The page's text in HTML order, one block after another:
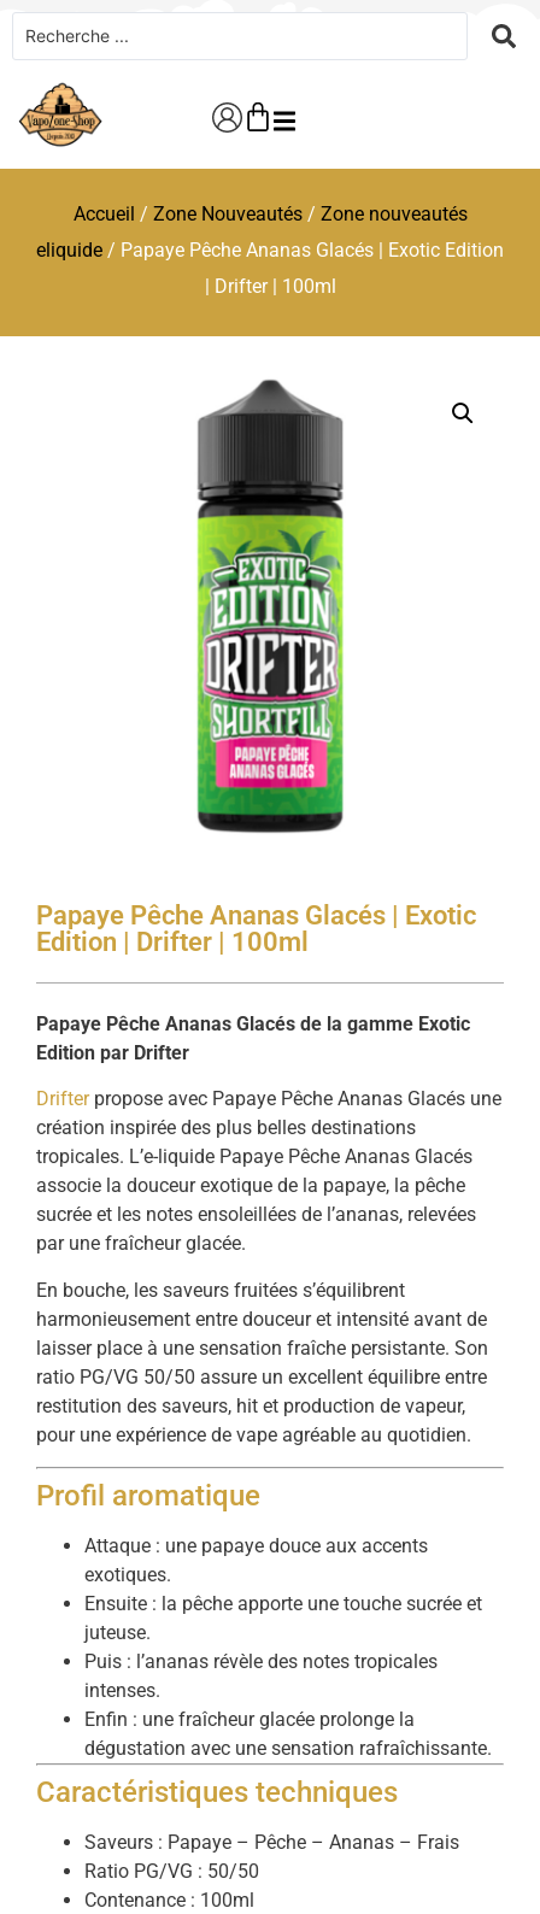
Accueil / Zone Nouveautés/ Zone nouveautés
eliquide / Papaye Pêche Ananas Glacés | Exotic Edition
| Drifter | 100ml
Papaye Pêche Ananas Glacés | Exotic
Edition | Drifter | 100ml
Papaye Pêche Ananas Glacés de la gamme Exotic
Edition par Drifter
Drifterpropose avec Papaye Pêche Ananas Glacés une
création inspirée des plus belles destinations
tropicales. L’e-liquide Papaye Pêche Ananas Glacés
associe la douceur exotique de la papaye, la pêche
sucrée et les notes ensoleillées de l’ananas, relevées
par une fraîcheur glacée.
En bouche, les saveurs fruitées s’équilibrent
harmonieusement entre douceur et intensité avant de
laisser place à une sensation fraîche persistante. Son
ratio PG/VG 50/50 assure un excellent équilibre entre
restitution des saveurs, hit et production de vapeur,
pour une expérience de vape agréable au quotidien.
Profil aromatique
Attaque : une papaye douce aux accents
exotiques.
Ensuite : la pêche apporte une touche sucrée et
juteuse.
Puis : l’ananas révèle des notes tropicales
intenses.
Enfin : une fraîcheur glacée prolonge la
dégustation avec une sensation rafraîchissante.
Caractéristiques techniques
Saveurs : Papaye – Pêche – Ananas – Frais
Ratio PG/VG : 50/50
Contenance : 100ml